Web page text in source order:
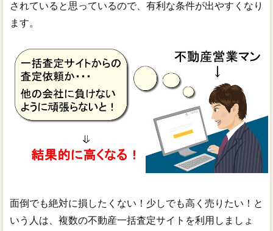
されていると思っているので、有利な条件が出やすくなり
ます。
面倒でも絶対に損したくない！少しでも高く売りたい！と
いう人は、複数の不動産一括査定サイトを利用しましょ